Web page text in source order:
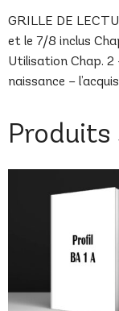
GRILLE DE
et le 7/8 inclus
Utilisation Chap. 2
naissance –
Produits